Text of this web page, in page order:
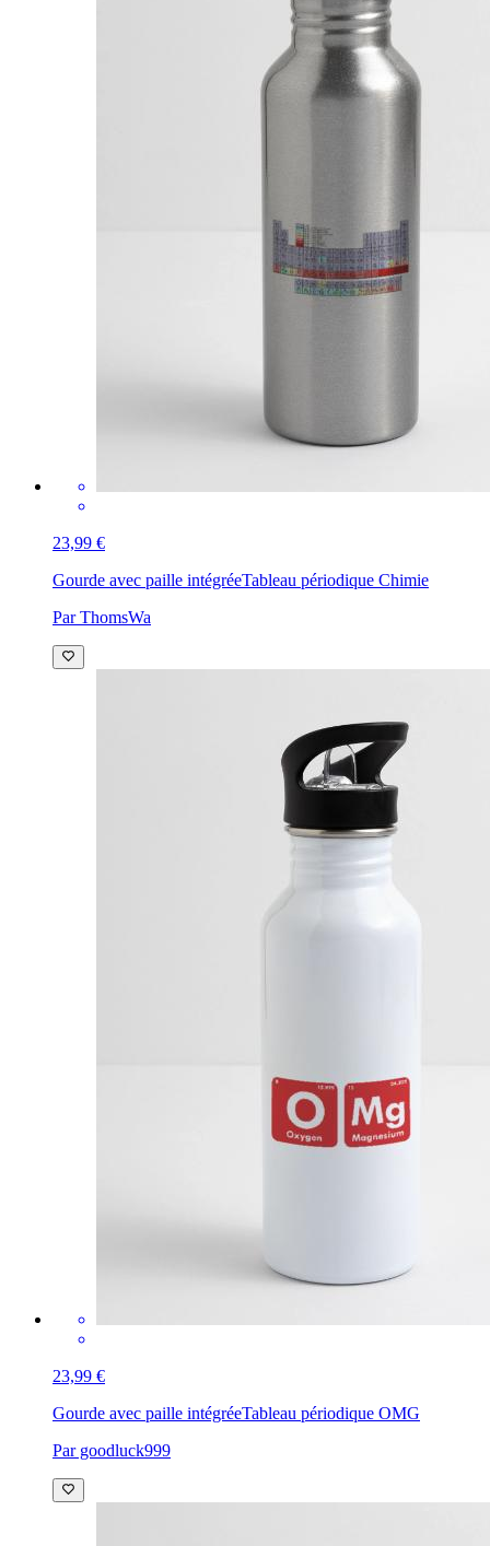
23,99 €
Gourde avec paille intégréeTableau périodique Chimie
Par ThomsWa
23,99 €
Gourde avec paille intégréeTableau périodique OMG
Par goodluck999